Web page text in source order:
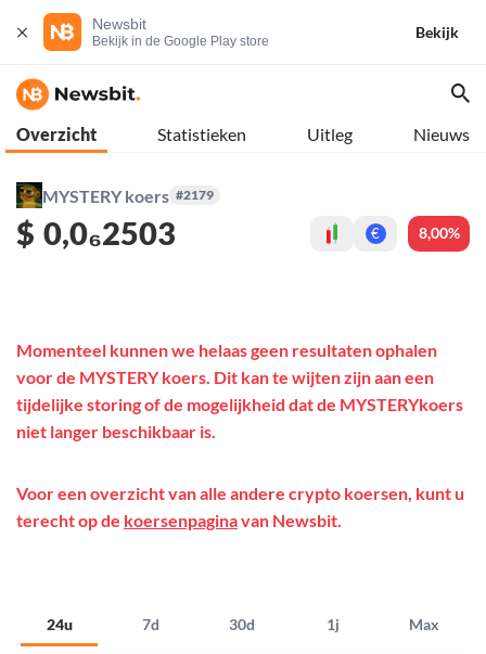
Newsbit
Bekijk in de Google Play store
Bekijk
Overzicht Statistieken Uitleg Nieuws
MYSTERY koers #2179
$ 0,0₆2503 € 8,00%
24u 7d 30d 1j Max
Momenteel kunnen we helaas geen resultaten ophalen
voor de MYSTERY koers. Dit kan te wijten zijn aan een
tijdelijke storing of de mogelijkheid dat de MYSTERYkoers
niet langer beschikbaar is.
Voor een overzicht van alle andere crypto koersen, kunt u
terecht op de koersenpaginavan Newsbit.